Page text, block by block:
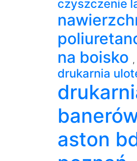
czyszczenie
na boisko ,
drukarnia
aston